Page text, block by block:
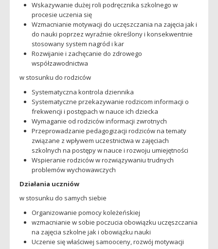
Wskazywanie dużej roli podręcznika szkolnego w
procesie uczenia się
Wzmacnianie motywacji do uczęszczania na zajęcia jak i
do nauki poprzez wyraźnie określony i konsekwentnie
stosowany system nagród i kar
Rozwijanie i zachęcanie do zdrowego
współzawodnictwa
w stosunku do rodziców
Systematyczna kontrola dziennika
Systematyczne przekazywanie rodzicom informacji o
frekwencji i postępach w nauce ich dziecka
Wymaganie od rodziców informacji zwrotnych
Przeprowadzanie pedagogizacji rodziców na tematy
związane z wpływem uczestnictwa w zajęciach
szkolnych na postępy w nauce i rozwoju umiejętności
Wspieranie rodziców w rozwiązywaniu trudnych
problemów wychowawczych
Działania uczniów
w stosunku do samych siebie
Organizowanie pomocy koleżeńskiej
wzmacnianie w sobie poczucia obowiązku uczęszczania
na zajęcia szkolne jak i obowiązku nauki
Uczenie się właściwej samooceny, rozwój motywacji